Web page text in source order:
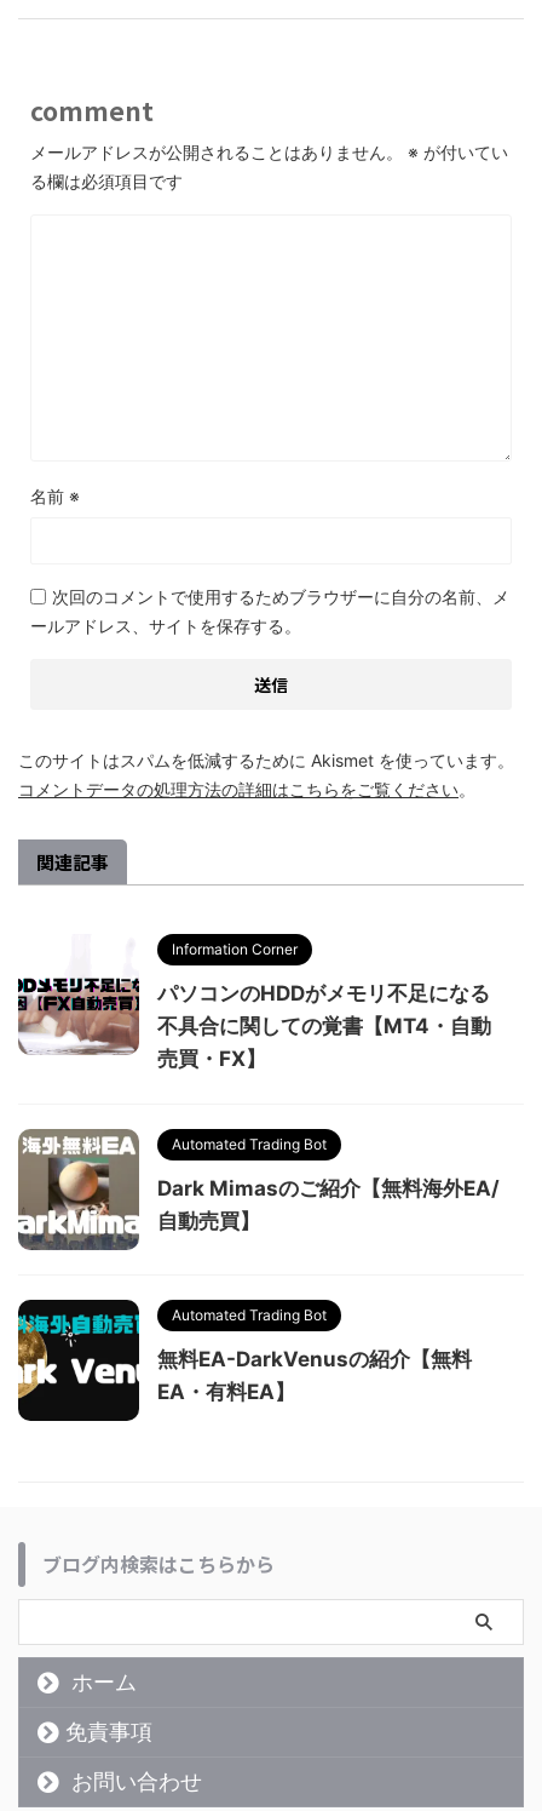
comment
メールアドレスが公開されることはありません。 ※ が付いてい
る欄は必須項目です
名前 ※
次回のコメントで使用するためブラウザーに自分の名前、メ
ールアドレス、サイトを保存する。
このサイトはスパムを低減するために Akismet を使っています。
コメントデータの処理方法の詳細はこちらをご覧ください。
関連記事
Information Corner
パソコンのHDDがメモリ不足になる
不具合に関しての覚書【MT4・自動
売買・FX】
Automated Trading Bot
Dark Mimasのご紹介【無料海外EA/
自動売買】
Automated Trading Bot
無料EA-DarkVenusの紹介【無料
EA・有料EA】
ブログ内検索はこちらから
ホーム
免責事項
お問い合わせ